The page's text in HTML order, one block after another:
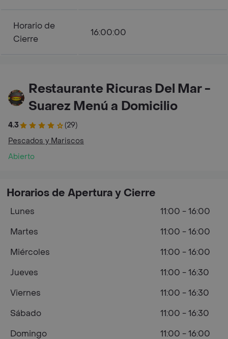
Horario de
Cierre
16:00:00
Restaurante Ricuras Del Mar -
Suarez Menú a Domicilio
4.3
(29)
Pescados y Mariscos
Abierto
Horarios de Apertura y Cierre
Lunes
11:00 - 16:00
Martes
11:00 - 16:00
Miércoles
11:00 - 16:00
Jueves
11:00 - 16:30
Viernes
11:00 - 16:30
Sábado
11:00 - 16:30
Domingo
11:00 - 16:00